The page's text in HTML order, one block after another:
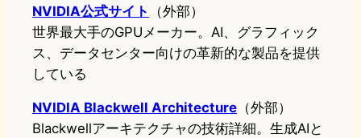
NVIDIA公式サイト
（外部）
世界最大手のGPUメーカー。AI、グラフィック
ス、データセンター向けの革新的な製品を提供
している
NVIDIA Blackwell Architecture （外部）
Blackwellアーキテクチャの技術詳細。生成AIと